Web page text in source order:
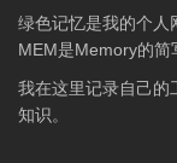
绿色记忆是我的个人
MEM是Memory的简
我在这里记录自己的
知识。